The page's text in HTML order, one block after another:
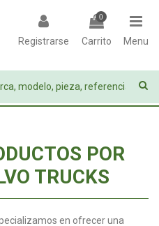
Registrarse
0
Carrito Menu
POR
TRUCKS
en ofrecer una